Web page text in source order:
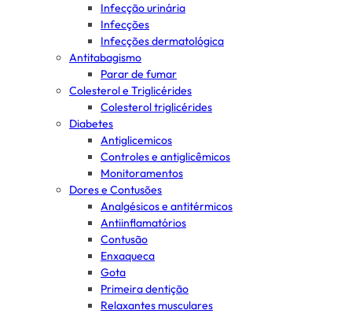
Infecção urinária
Infecções
Infecções dermatológica
Antitabagismo
Parar de fumar
Colesterol e Triglicérides
Colesterol triglicérides
Diabetes
Antiglicemicos
Controles e antiglicêmicos
Monitoramentos
Dores e Contusões
Analgésicos e antitérmicos
Antiinflamatórios
Contusão
Enxaqueca
Gota
Primeira dentição
Relaxantes musculares